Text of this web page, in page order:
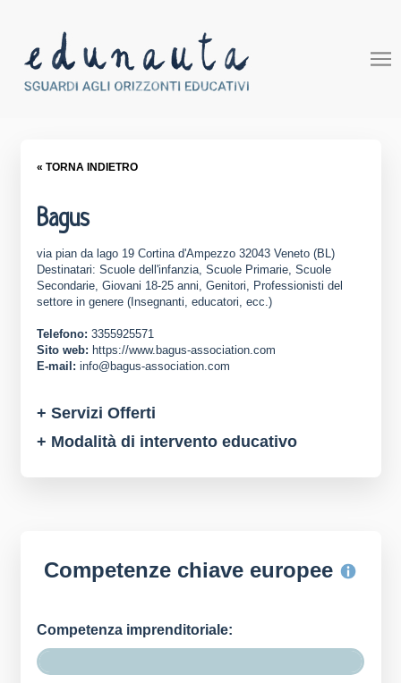
« TORNA INDIETRO
Bagus
via pian da lago 19 Cortina d'Ampezzo 32043 Veneto (BL)
Destinatari: Scuole dell'infanzia, Scuole Primarie, Scuole
Secondarie, Giovani 18-25 anni, Genitori, Professionisti del
settore in genere (Insegnanti, educatori, ecc.)
Telefono: 3355925571
Sito web: https://www.bagus-association.com
E-mail: info@bagus-association.com
+ Servizi Offerti
+ Modalità di intervento educativo
Competenze chiave europee
Competenza imprenditoriale: